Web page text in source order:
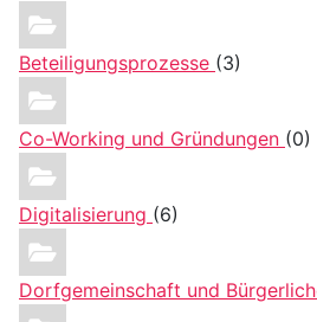
Beteiligungsprozesse (3)
Co-Working und Gründungen (0)
Digitalisierung (6)
Dorfgemeinschaft und